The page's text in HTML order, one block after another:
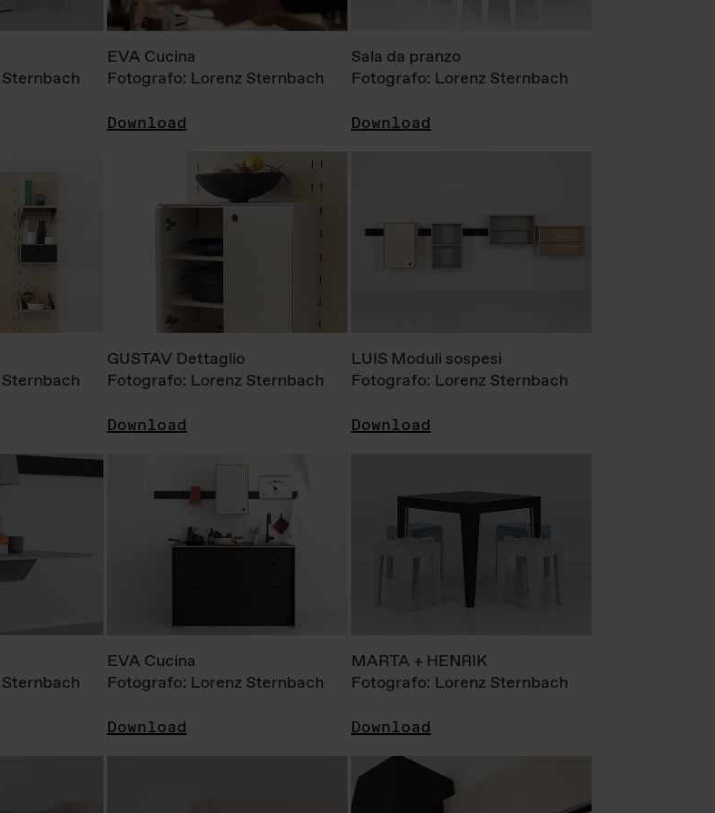
EVA Cucina
Fotografo: Lorenz Sternbach
Download
Sala da pranzo
Fotografo: Lorenz Sternbach
Download
GUSTAV Dettaglio
Fotografo: Lorenz Sternbach
Download
LUIS Moduli sospesi
Fotografo: Lorenz Sternbach
Download
EVA Cucina
Fotografo: Lorenz Sternbach
Download
MARTA + HENRIK
Fotografo: Lorenz Sternbach
Download